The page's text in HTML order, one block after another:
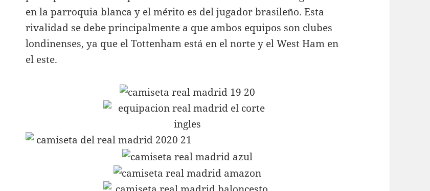
en la parroquia blanca y el mérito es del jugador brasileño. Esta
rivalidad se debe principalmente a que ambos equipos son clubes
londinenses, ya que el Tottenham está en el norte y el West Ham en
el este.